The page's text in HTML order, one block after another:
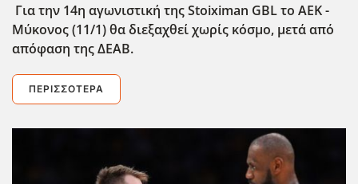
Για την 14η αγωνιστική της Stoiximan GBL το ΑΕΚ -
Μύκονος (11/1) θα διεξαχθεί χωρίς κόσμο, μετά από
απόφαση της ΔΕΑΒ.
ΠΕΡΙΣΣΌΤΕΡΑ